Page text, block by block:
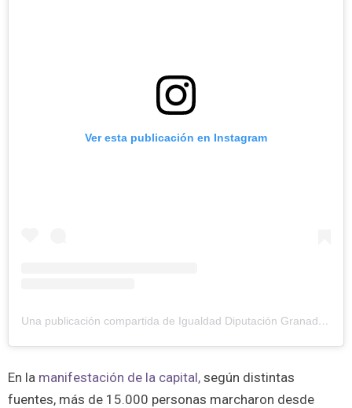
Ver esta publicación en Instagram
Una publicación compartida de Igualdad Diputación Granada (@igualdad.engranada)
En la manifestación de la capital, según distintas
fuentes, más de 15.000 personas marcharon desde